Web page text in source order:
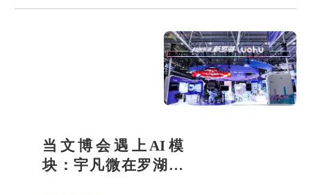
当文博会遇上AI模
块：宇凡微在罗湖展